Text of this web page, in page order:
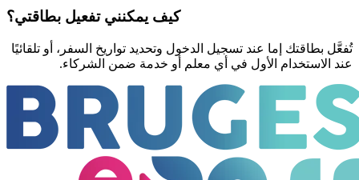
كيف يمكنني تفعيل بطاقتي؟
تُفعَّل بطاقتك إما عند تسجيل الدخول وتحديد تواريخ السفر، أو تلقائيًا
عند الاستخدام الأول في أي معلم أو خدمة ضمن الشركاء.